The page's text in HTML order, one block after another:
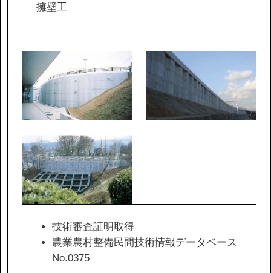
サステナビリティ
ニュース
お問い合わせ
採用情報
営業カタログダウンロード
擁壁工
技術審査証明取得
農業農村整備民間技術情報データベース
No.0375